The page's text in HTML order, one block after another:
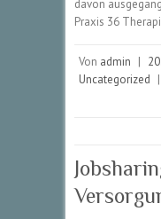
davon
Praxis 36
Von admin |
Uncategorized |